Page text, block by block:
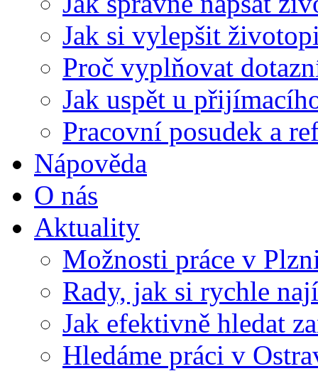
Jak si vylepšit
Proč vyplňovat
Jak uspět u
Pracovní posudek a
Nápověda
O nás
Aktuality
Možnosti práce v
Rady, jak si rychle
Jak efektivně hledat
Hledáme práci v